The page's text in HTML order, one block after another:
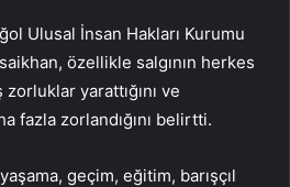
Ulusal İnsan Hakları Kurumu
özellikle salgının herkes
yarattığını ve
fazla zorlandığını belirtti.
geçim, eğitim, barışçıl